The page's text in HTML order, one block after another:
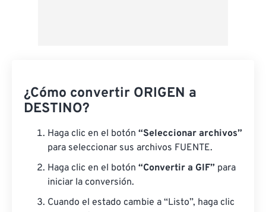
¿Cómo convertir ORIGEN a
DESTINO?
Haga clic en el botón “Seleccionar archivos”
para seleccionar sus archivos FUENTE.
Haga clic en el botón “Convertir a GIF” para
iniciar la conversión.
Cuando el estado cambie a “Listo”, haga clic